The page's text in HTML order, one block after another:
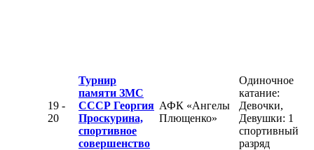
19 -
20
Турнир
памяти ЗМС
СССР Георгия
Проскурина,
спортивное
совершенство
АФК «Ангелы
Плющенко»
Одиночное
катание:
Девочки,
Девушки: 1
спортивный
разряд